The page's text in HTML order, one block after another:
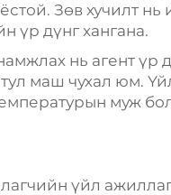
Зөв хучилт
үр дүнг хангана.
нь агент үр
маш чухал юм.
муж
үйл